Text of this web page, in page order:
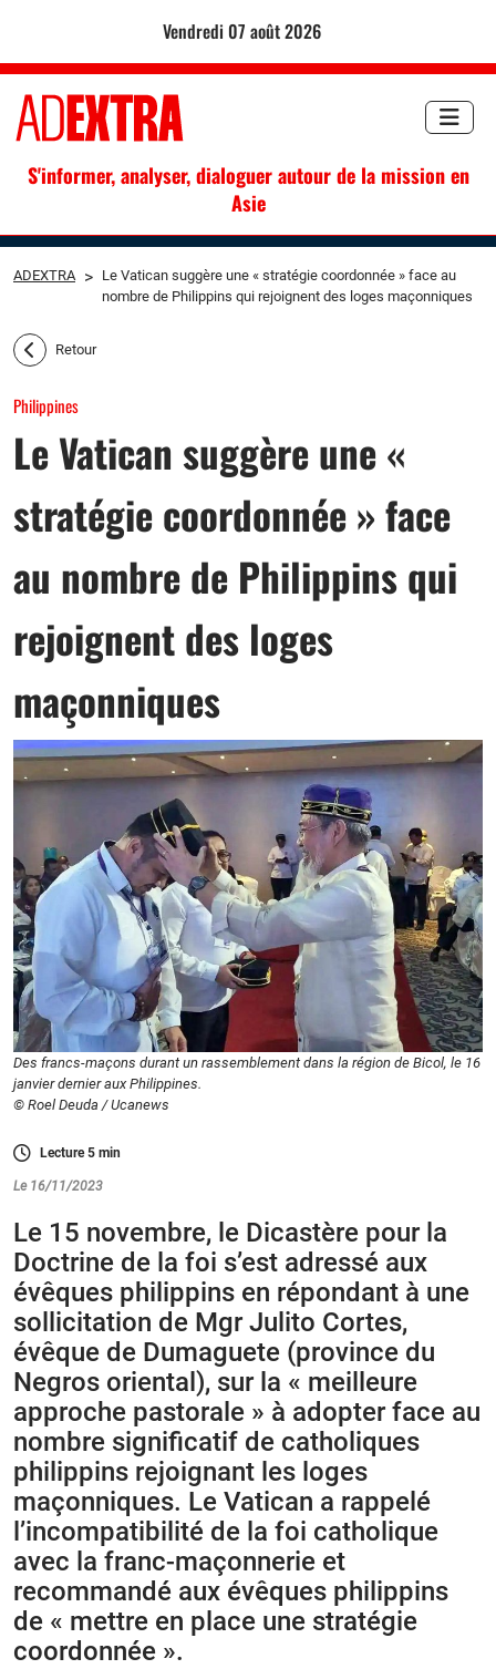
vendredi 07 août 2026
S'informer, analyser, dialoguer autour de la mission en
Asie
ADEXTRA > Le Vatican suggère une « stratégie coordonnée » face au
nombre de Philippins qui rejoignent des loges maçonniques
Retour
Philippines
Le Vatican suggère une «
stratégie coordonnée » face
au nombre de Philippins qui
rejoignent des loges
maçonniques
Des francs-maçons durant un rassemblement dans la région de Bicol, le 16
janvier dernier aux Philippines.
© Roel Deuda / Ucanews
Lecture5 min
Le 16/11/2023
Le 15 novembre, le Dicastère pour la
Doctrine de la foi s’est adressé aux
évêques philippins en répondant à une
sollicitation de Mgr Julito Cortes,
évêque de Dumaguete (province du
Negros oriental), sur la « meilleure
approche pastorale » à adopter face au
nombre significatif de catholiques
philippins rejoignant les loges
maçonniques. Le Vatican a rappelé
l’incompatibilité de la foi catholique
avec la franc-maçonnerie et
recommandé aux évêques philippins
de « mettre en place une stratégie
coordonnée ».